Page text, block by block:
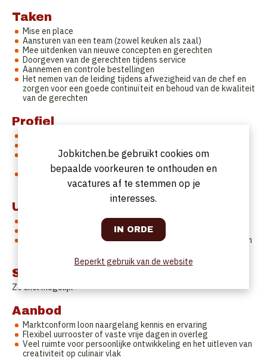
Taken
Mise en place
Aansturen van een team (zowel keuken als zaal)
Mee uitdenken van nieuwe concepten en gerechten
Doorgeven van de gerechten tijdens service
Aannemen en controle bestellingen
Het nemen van de leiding tijdens afwezigheid van de chef en
zorgen voor een goede continuïteit en behoud van de kwaliteit
van de gerechten
Profiel
Drukke service? Last minute aanpassingen? Iemand die zijn
hoofd koel kan houden en flexibiliteit toont.
Het halen van de hoogste culinaire niveau binnen de
mogelijkheden met een scherp oog voor afwerking.
Uurrooster
Marktconform loon naargelang kennis en ervaring
Flexibel uurrooster of vaste vrije dagen in overleg
Veel ruimte voor persoonlijke ontwikkeling en het uitleven van
Startdatum
Zo snel mogelijk
Aanbod
Marktconform loon naargelang kennis en ervaring
Flexibel uurrooster of vaste vrije dagen in overleg
Veel ruimte voor persoonlijke ontwikkeling en het uitleven van
creativiteit op culinair vlak
Jobkitchen.be gebruikt cookies om
bepaalde voorkeuren te onthouden en
vacatures af te stemmen op je
interesses.
Beperkt gebruik van de website